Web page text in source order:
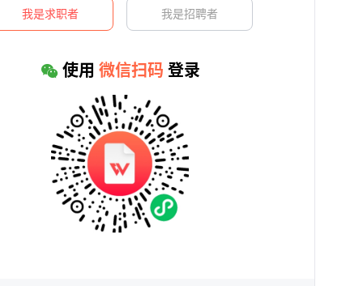
我是求职者 我是招聘者
使用 微信扫码 登录